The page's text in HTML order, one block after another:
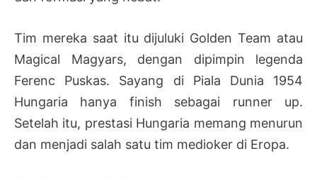
Tim mereka saat itu dijuluki Golden Team atau
Magical Magyars, dengan dipimpin legenda
Ferenc Puskas. Sayang di Piala Dunia 1954
Hungaria hanya finish sebagai runner up.
Setelah itu, prestasi Hungaria memang menurun
dan menjadi salah satu tim medioker di Eropa.